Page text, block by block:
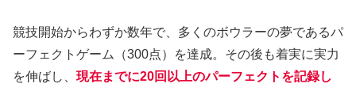
競技開始からわずか数年で、多くのボウラーの夢であるパ
ーフェクトゲーム（300点）を達成。その後も着実に実力
を伸ばし、 現在までに20回以上のパーフェクトを記録し